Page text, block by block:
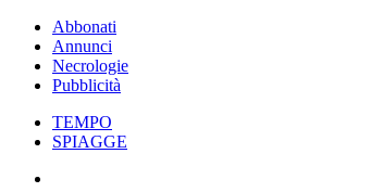
Abbonati
Annunci
Necrologie
Pubblicità
TEMPO
SPIAGGE